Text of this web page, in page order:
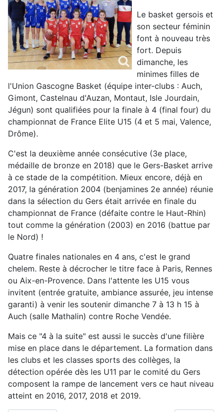
Le basket gersois et
son secteur féminin
font à nouveau très
fort. Depuis
dimanche, les
minimes filles de
l'Union Gascogne Basket (équipe inter-clubs : Auch,
Gimont, Castelnau d'Auzan, Montaut, Isle Jourdain,
Jégun) sont qualifiées pour la finale à 4 (final four) du
championnat de France Elite U15 (4 et 5 mai, Valence,
Drôme).
C'est la deuxième année consécutive (3e place,
médaille de bronze en 2018) que le Gers-Basket arrive
à ce stade de la compétition. Mieux encore, déjà en
2017, la génération 2004 (benjamines 2e année) réunie
dans la sélection du Gers était arrivée en finale du
championnat de France (défaite contre le Haut-Rhin)
tout comme la génération (2003) en 2016 (battue par
le Nord) !
Quatre finales nationales en 4 ans, c'est le grand
chelem. Reste à décrocher le titre face à Paris, Rennes
ou Aix-en-Provence. Dans l'attente les U15 vous
invitent (entrée gratuite, ambiance assurée, jeu intense
garanti) à venir les soutenir dimanche 7 à 13 h 15 à
Auch (salle Mathalin) contre Roche Vendée.
Mais ce "4 à la suite" est aussi le succès d'une filière
mise en place dans le département. La formation dans
les clubs et les classes sports des collèges, la
détection opérée dès les U11 par le comité du Gers
composent la rampe de lancement vers ce haut niveau
atteint en 2016, 2017, 2018 et 2019.